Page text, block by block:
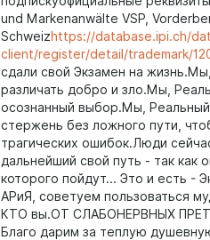
und Markenanwälte VSP,
Schweizhttps://database.ipi.ch/
client/register/detail/trademark/
сдали свой Экзамен на
различать добро и зло.Мы,
осознанный выбор.Мы,
стержень без ложного пути,
трагических ошибок.Люди
дальнейший свой путь - так как
которого пойдут... Это и есть -
АРиЯ, советуем пользоваться
КТО вы.ОТ СЛАБОНЕРВНЫХ
Благо дарим за теплую